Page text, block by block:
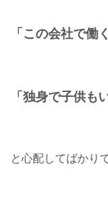
「この会社で働
「独身で子供も
と心配してばかり